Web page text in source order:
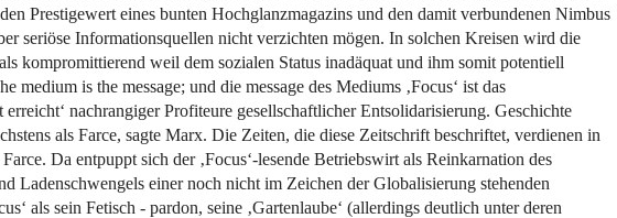
Prestigewert eines bunten Hochglanzmagazins und den damit verbundenen Nimbus
seriöse Informationsquellen nicht verzichten mögen. In solchen Kreisen wird die
kompromittierend weil dem sozialen Status inadäquat und ihm somit potentiell
medium is the message; und die message des Mediums ‚Focus‘ ist das
erreicht‘ nachrangiger Profiteure gesellschaftlicher Entsolidarisierung. Geschichte
als Farce, sagte Marx. Die Zeiten, die diese Zeitschrift beschriftet, verdienen in
Da entpuppt sich der ‚Focus‘-lesende Betriebswirt als Reinkarnation des
Ladenschwengels einer noch nicht im Zeichen der Globalisierung stehenden
als sein Fetisch - pardon, seine ‚Gartenlaube‘ (allerdings deutlich unter deren